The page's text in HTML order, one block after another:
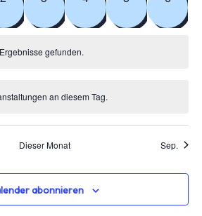
gefunden.
an diesem Tag.
Dieser Monat Sep.
abonnieren